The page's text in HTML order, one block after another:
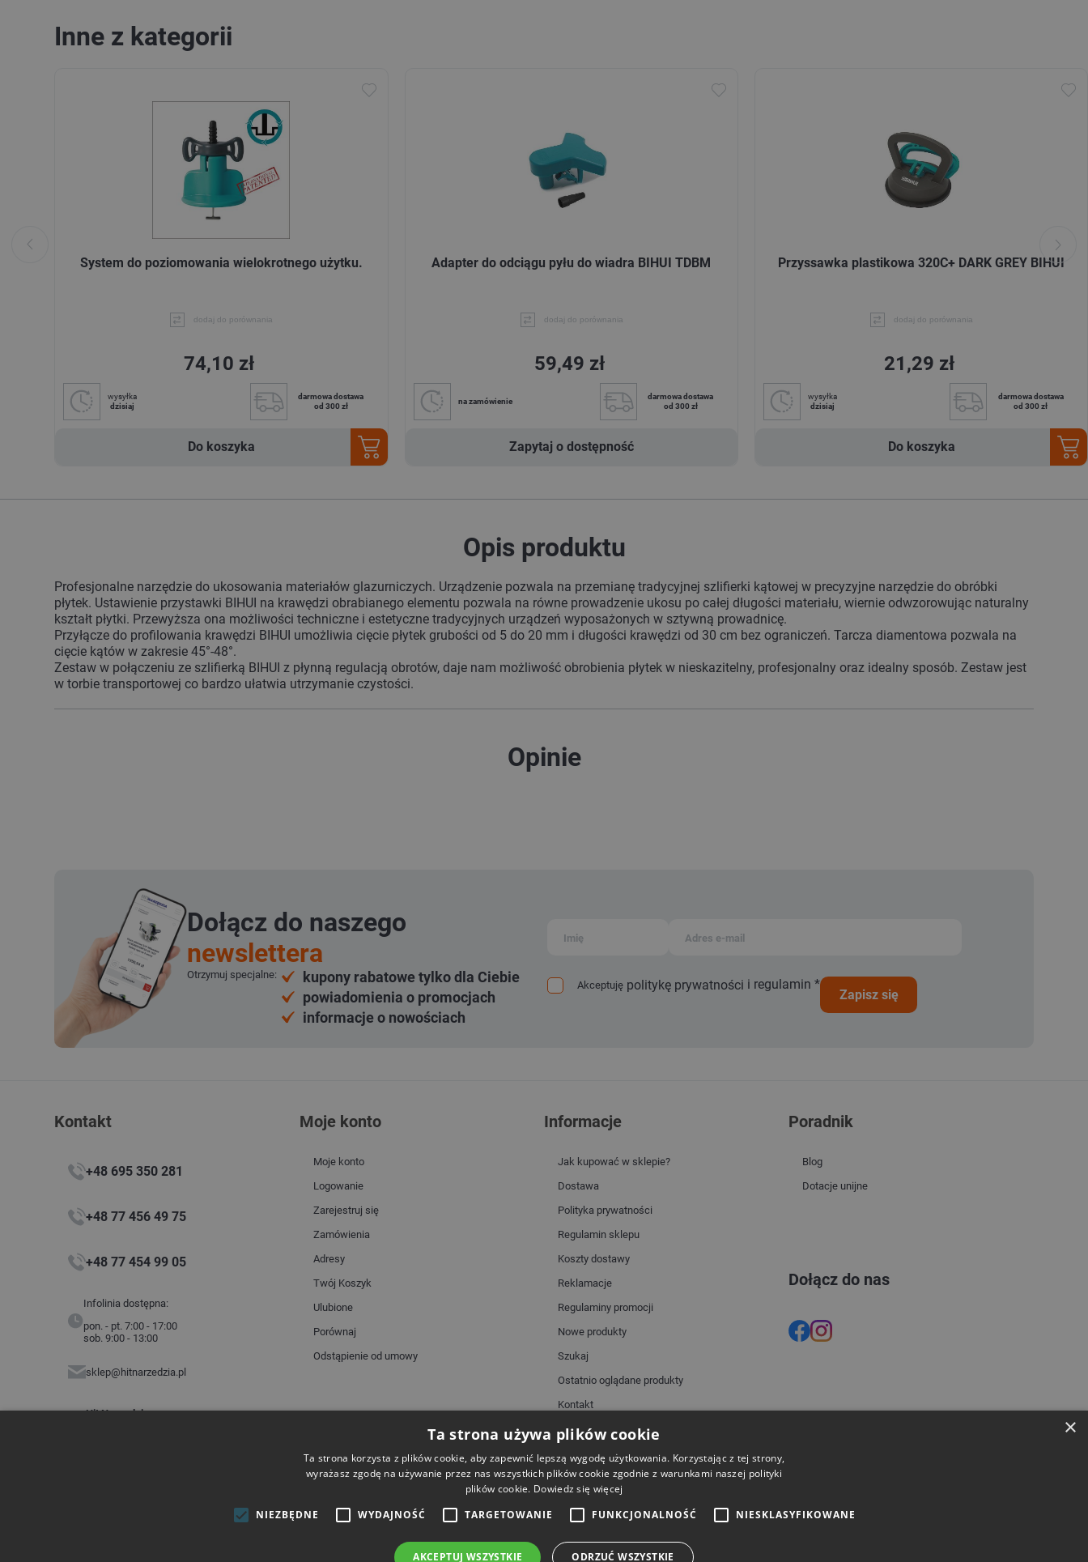
Inne z kategorii
System do poziomowania wielokrotnego użytku.
dodaj do porównania
74,10 zł
wysyłka
dzisiaj
darmowa dostawa
od 300 zł
Do koszyka
Adapter do odciągu pyłu do wiadra BIHUI TDBM
dodaj do porównania
59,49 zł
na zamówienie
darmowa dostawa
od 300 zł
Zapytaj o dostępność
Przyssawka plastikowa 320C+ DARK GREY BIHUI
dodaj do porównania
21,29 zł
wysyłka
dzisiaj
darmowa dostawa
od 300 zł
Do koszyka
Opis produktu
Profesjonalne narzędzie do ukosowania materiałów glazurniczych. Urządzenie pozwala na przemianę tradycyjnej szlifierki kątowej w precyzyjne narzędzie do obróbki
płytek. Ustawienie przystawki BIHUI na krawędzi obrabianego elementu pozwala na równe prowadzenie ukosu po całej długości materiału, wiernie odwzorowując naturalny
kształt płytki. Przewyższa ona możliwości techniczne i estetyczne tradycyjnych urządzeń wyposażonych w sztywną prowadnicę.
Przyłącze do profilowania krawędzi BIHUI umożliwia cięcie płytek grubości od 5 do 20 mm i długości krawędzi od 30 cm bez ograniczeń. Tarcza diamentowa pozwala na
cięcie kątów w zakresie 45°-48°.
Zestaw w połączeniu ze szlifierką BIHUI z płynną regulacją obrotów, daje nam możliwość obrobienia płytek w nieskazitelny, profesjonalny oraz idealny sposób. Zestaw jest
w torbie transportowej co bardzo ułatwia utrzymanie czystości.
Opinie
Dołącz do naszego
newslettera
Otrzymuj specjalne:
kupony rabatowe tylko dla Ciebie
powiadomienia o promocjach
informacje o nowościach
Akceptuję politykę prywatności i regulamin *
zapisz się
Kontakt
+48 695 350 281
+48 77 456 49 75
+48 77 454 99 05
Infolinia dostępna:
pon. - pt. 7:00 - 17:00
sob. 9:00 - 13:00
sklep@hitnarzedzia.pl
Hit Narzędzia
Moje konto
Moje konto
Logowanie
Zarejestruj się
Zamówienia
Adresy
Twój Koszyk
Ulubione
Porównaj
Odstąpienie od umowy
Informacje
Jak kupować w sklepie?
Dostawa
Polityka prywatności
Regulamin sklepu
Koszty dostawy
Reklamacje
Regulaminy promocji
Nowe produkty
Szukaj
Ostatnio oglądane produkty
Kontakt
Mapa strony
Poradnik
Blog
Dotacje unijne
Dołącz do nas
Dostawa
×
Ta strona używa plików cookie
Ta strona korzysta z plików cookie, aby zapewnić lepszą wygodę użytkowania. Korzystając z tej strony,
wyrażasz zgodę na używanie przez nas wszystkich plików cookie zgodnie z warunkami naszej polityki
plików cookie. Dowiedz się więcej
NIEZBĘDNE
WYDAJNOŚĆ TARGETOWANIE FUNKCJONALNOŚĆ NIESKLASYFIKOWANE
AKCEPTUJ WSZYSTKIE ODRZUĆ WSZYSTKIE